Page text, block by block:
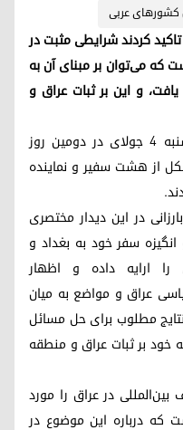
کشورهای عربی
بارزانی، تاکید کردند شرایطی مثبت در
می‌توان بر مبنای آن به
و این بر ثبات عراق و
پرزیدنت مسعود بارزانی، امروز پنجشنبه ٤ جولای در دومین روز
از هشت سفیر و نماینده
بارزانی در این دیدار مختصری
سفر خود به بغداد و
ارایه داده و اظهار
عراق و مواضع به میان
مطلوب برای حل مسائل
بر ثبات عراق و منطقه
بین‌المللی در عراق را مورد
که درباره این موضوع در